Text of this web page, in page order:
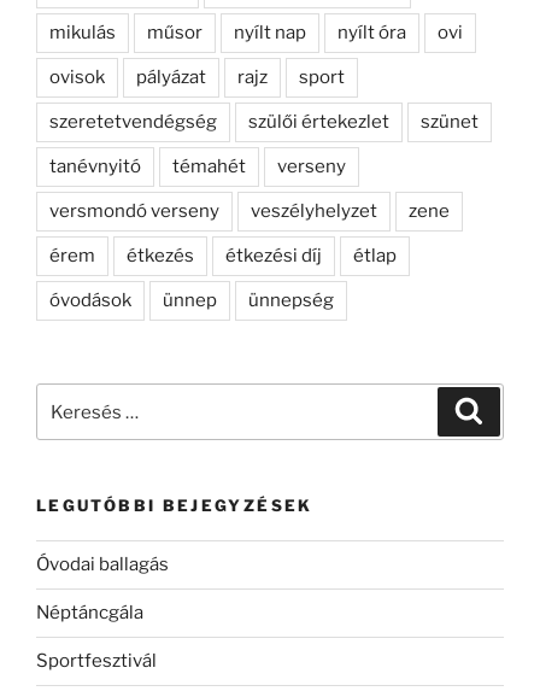
mikulás műsor nyílt nap nyílt óra ovi
ovisok pályázat rajz sport
szeretetvendégség szülői értekezlet szünet
tanévnyitó témahét verseny
versmondó verseny veszélyhelyzet zene
érem étkezés étkezési díj étlap
óvodások ünnep ünnepség
LEGUTÓBBI BEJEGYZÉSEK
Óvodai ballagás
Néptáncgála
Sportfesztivál